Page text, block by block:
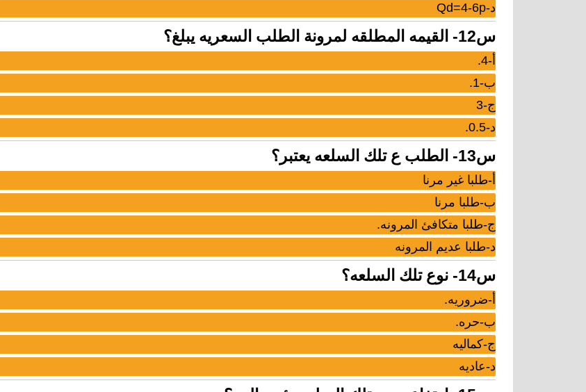
د-Qd=4-6p
س12- القيمه المطلقه لمرونة الطلب السعريه يبلغ؟
أ-4.
ب-1.
ج-3
د-0.5.
س13- الطلب ع تلك السلعه يعتبر؟
أ-طلبا غير مرنا
ب-طلبا مرنا
ج-طلبا متكافئ المرونه.
د-طلبا عديم المرونه
س14- نوع تلك السلعه؟
أ-ضروريه.
ب-حره.
ج-كماليه
د-عاديه